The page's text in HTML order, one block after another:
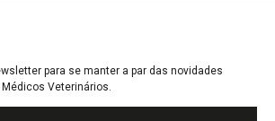
para se manter a par das novidades
Veterinários.